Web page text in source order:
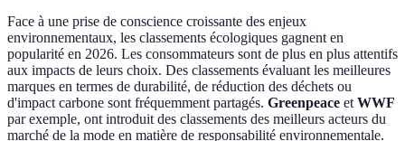
Face à une prise de conscience croissante des enjeux
environnementaux, les classements écologiques gagnent en
popularité en 2026. Les consommateurs sont de plus en plus attentifs
aux impacts de leurs choix. Des classements évaluant les meilleures
marques en termes de durabilité, de réduction des déchets ou
d'impact carbone sont fréquemment partagés. Greenpeace et WWF
par exemple, ont introduit des classements des meilleurs acteurs du
marché de la mode en matière de responsabilité environnementale.